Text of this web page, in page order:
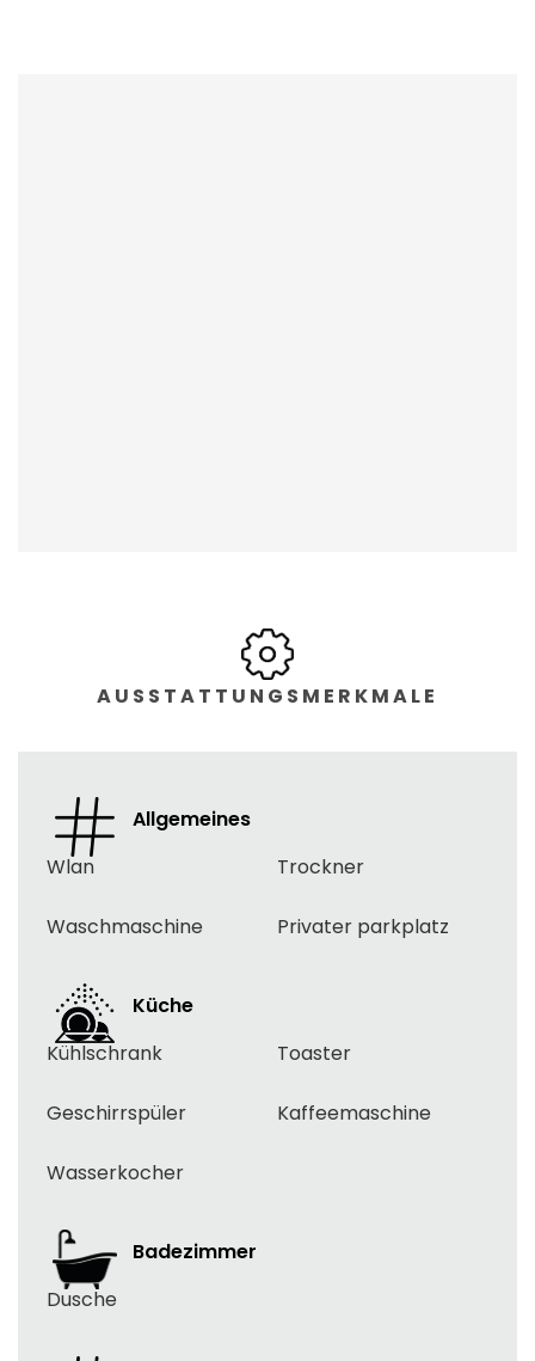
AUSSTATTUNGSMERKMALE
Allgemeines
Wlan
Trockner
Waschmaschine Privater parkplatz
Küche
Kühlschrank
Toaster
Geschirrspüler Kaffeemaschine
Wasserkocher
Badezimmer
Dusche